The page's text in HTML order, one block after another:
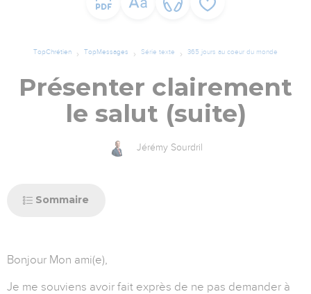
TopChrétien TopMessages Série texte 365 jours au coeur du monde
Présenter clairement
le salut (suite)
Jérémy Sourdril
Sommaire
Bonjour Mon ami(e),
Je me souviens avoir fait exprès de ne pas demander à